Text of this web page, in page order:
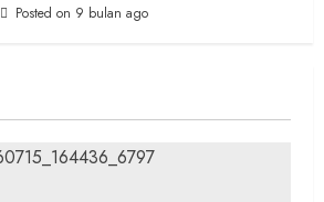
Posted on 9 bulan ago